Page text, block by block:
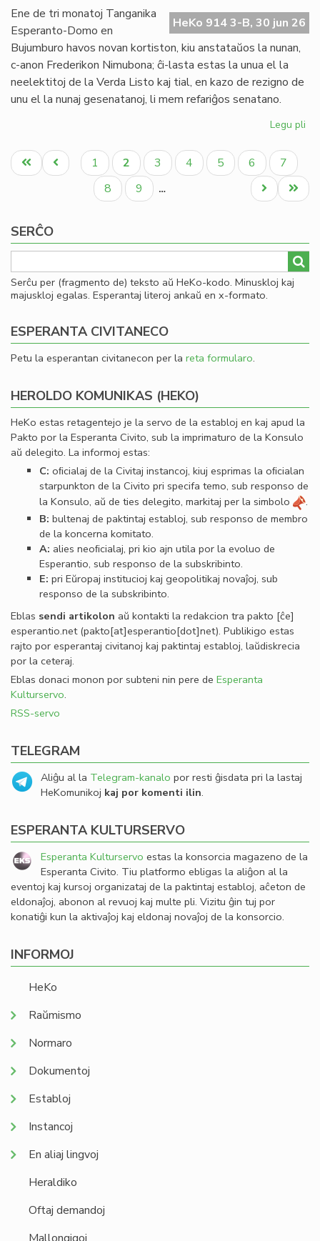
HeKo 914 3-B, 30 jun 26
Ene de tri monatoj Tanganika
Esperanto-Domo en
Bujumburo havos novan kortiston, kiu anstataŭos la nunan,
c-anon Frederikon Nimubona; ĉi-lasta estas la unua el la
neelektitoj de la Verda Listo kaj tial, en kazo de rezigno de
unu el la nunaj gesenatanoj, li mem refariĝos senatano.
Legu pli
Pagination
Unua
paĝo
Antaŭa
paĝo
Paĝo
1
Aktuala
paĝo
2 Paĝo
3 Paĝo
4 Paĝo
5 Paĝo
6 Paĝo
7
Paĝo
8 Paĝo
9 …
Last
page
Next
page
SERĈO
Serĉu per (fragmento de) teksto aŭ HeKo-kodo. Minuskloj kaj
majuskloj egalas. Esperantaj literoj ankaŭ en x-formato.
ESPERANTA CIVITANECO
Petu la esperantan civitanecon per la reta formularo.
HEROLDO KOMUNIKAS (HEKO)
HeKo estas retagentejo je la servo de la establoj en kaj apud la
Pakto por la Esperanta Civito, sub la imprimaturo de la Konsulo
aŭ delegito. La informoj estas:
C: oﬁcialaj de la Civitaj instancoj, kiuj esprimas la oﬁcialan
starpunkton de la Civito pri specifa temo, sub responso de
la Konsulo, aŭ de ties delegito, markitaj per la simbolo
.
B: bultenaj de paktintaj establoj, sub responso de membro
de la koncerna komitato.
A: alies neoﬁcialaj, pri kio ajn utila por la evoluo de
Esperantio, sub responso de la subskribinto.
E: pri Eŭropaj institucioj kaj geopolitikaj novaĵoj, sub
responso de la subskribinto.
Eblas sendi artikolon aŭ kontakti la redakcion tra pakto [ĉe]
esperantio.net(pakto[at]esperantio[dot]net). Publikigo estas
rajto por esperantaj civitanoj kaj paktintaj establoj, laŭdiskrecia
por la ceteraj.
Eblas donaci monon por subteni nin pere de Esperanta
Kulturservo.
RSS-servo
TELEGRAM
Aliĝu al la Telegram-kanalo por resti ĝisdata pri la lastaj
HeKomunikoj kaj por komenti ilin.
ESPERANTA KULTURSERVO
Esperanta Kulturservo estas la konsorcia magazeno de la
Esperanta Civito. Tiu platformo ebligas la aliĝon al la
eventoj kaj kursoj organizataj de la paktintaj establoj, aĉeton de
eldonaĵoj, abonon al revuoj kaj multe pli. Vizitu ĝin tuj por
konatiĝi kun la aktivaĵoj kaj eldonaj novaĵoj de la konsorcio.
INFORMOJ
HeKo
Raŭmismo
Normaro
Dokumentoj
Establoj
Instancoj
En aliaj lingvoj
Heraldiko
Oftaj demandoj